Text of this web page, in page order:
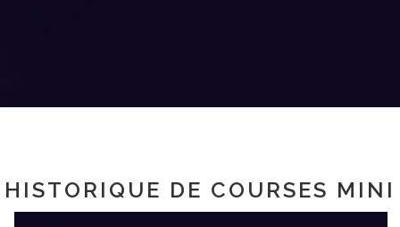
HISTORIQUE DE COURSES MINI